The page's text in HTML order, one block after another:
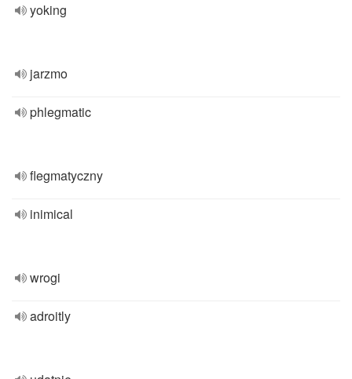
yoking
jarzmo
phlegmatic
flegmatyczny
inimical
wrogi
adroitly